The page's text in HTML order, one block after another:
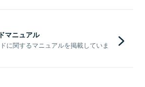
マニュアル
に関するマニュアルを掲載していま